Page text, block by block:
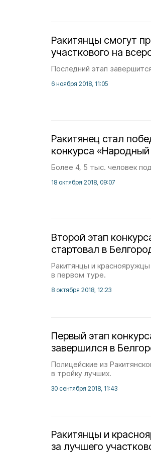
Ракитянцы смогут
участкового на
Последний этап
6 ноября 2018, 11:05
Ракитянец стал
конкурса
Более 4, 5 тыс. человек
18 октября 2018, 09:07
Второй этап
стартовал в
Ракитянцы и
в первом туре.
8 октября 2018, 12:23
Первый этап
завершился в
Полицейские из
в тройку лучших.
30 сентября 2018, 11:43
Ракитянцы и
за лучшего